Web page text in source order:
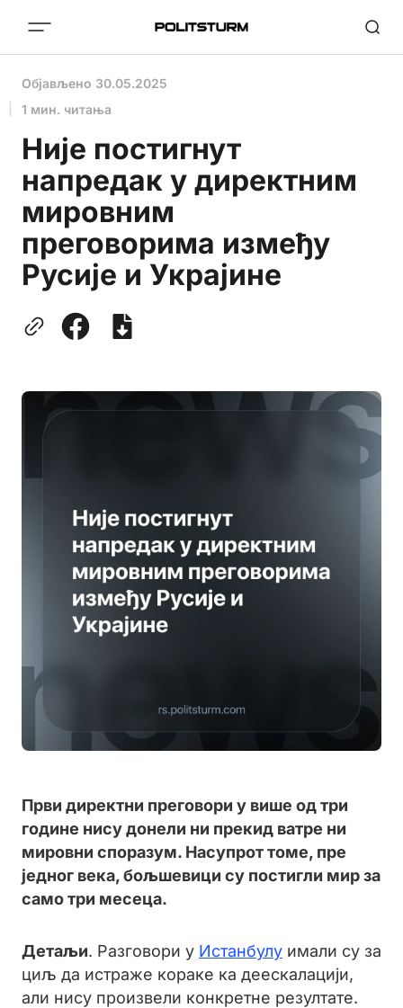
Објављено 30.05.2025
1 мин. читања
Није постигнут
напредак у директним
мировним
преговорима између
Русије и Украјине
Први директни преговори у више од три
године нису донели ни прекид ватре ни
мировни споразум. Насупрот томе, пре
једног века, бољшевици су постигли мир за
само три месеца.
Детаљи. Разговори у Истанбулу имали су за
циљ да истраже кораке ка деескалацији,
али нису произвели конкретне резултате.